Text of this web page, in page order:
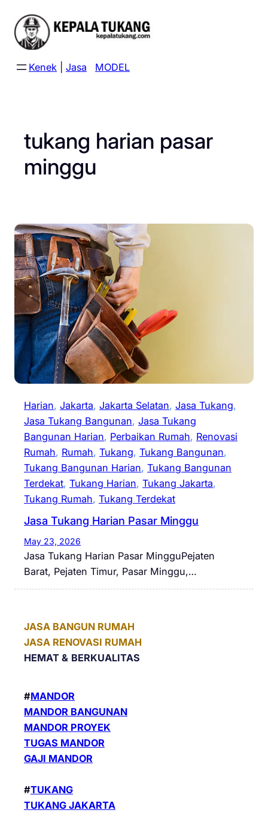
content
Kenek Jasa MODEL
tukang harian pasar
minggu
Harian, Jakarta, Jakarta Selatan, Jasa Tukang
Jasa Tukang Bangunan, Jasa Tukang
Bangunan Harian, Perbaikan Rumah, Renovasi
Rumah, Rumah, Tukang, Tukang Bangunan
Tukang Bangunan Harian, Tukang Bangunan
Terdekat, Tukang Harian, Tukang Jakarta
Tukang Rumah, Tukang Terdekat
Jasa Tukang Harian Pasar Minggu
May 23, 2026
Jasa Tukang Harian Pasar MingguPejaten
Barat, Pejaten Timur, Pasar Minggu,…
JASA BANGUN RUMAH
JASA RENOVASI RUMAH
HEMAT & BERKUALITAS
#MANDOR
MANDOR BANGUNAN
MANDOR PROYEK
TUGAS MANDOR
GAJI MANDOR
#TUKANG
TUKANG JAKARTA